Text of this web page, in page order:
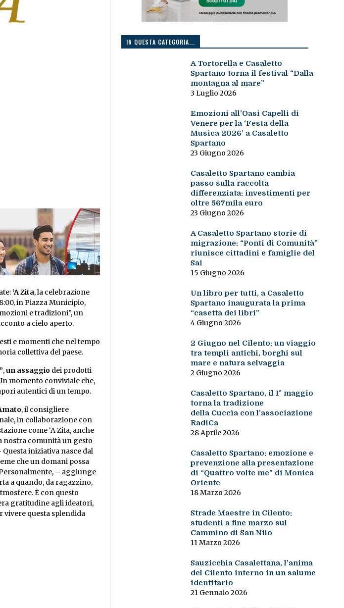
‘A Zita, la celebrazione
in Piazza Municipio,
e tradizioni”, un
a cielo aperto.
e momenti che nel tempo
collettiva del paese.
,un assaggio dei prodotti
momento conviviale che,
autentici di un tempo.
, il consigliere
in collaborazione con
come ‘A Zita, anche
nostra comunità un gesto
iniziativa nasce dal
che un domani possa
– aggiunge
a quando, da ragazzino,
È con questo
gratitudine agli ideatori,
vivere questa splendida
IN QUESTA CATEGORIA...
A Tortorella e Casaletto
Spartano torna il festival “Dalla
montagna al mare”
3 Luglio 2026
Emozioni all’Oasi Capelli di
Venere per la ‘Festa della
Musica 2026’ a Casaletto
Spartano
23 Giugno 2026
Casaletto Spartano cambia
passo sulla raccolta
differenziata: investimenti per
oltre 567mila euro
23 Giugno 2026
A Casaletto Spartano storie di
migrazione: “Ponti di Comunità”
riunisce cittadini e famiglie del
Sai
15 Giugno 2026
Un libro per tutti, a Casaletto
Spartano inaugurata la prima
“casetta dei libri”
4 Giugno 2026
2 Giugno nel Cilento: un viaggio
tra templi antichi, borghi sul
mare e natura selvaggia
2 Giugno 2026
Casaletto Spartano, il 1° maggio
torna la tradizione
della Cuccìa con l’associazione
RadiCa
28 Aprile 2026
Casaletto Spartano: emozione e
prevenzione alla presentazione
di “Quattro volte me” di Monica
Oriente
18 Marzo 2026
Strade Maestre in Cilento:
studenti a fine marzo sul
Cammino di San Nilo
11 Marzo 2026
Sauzicchia Casalettana, l’anima
del Cilento interno in un salume
identitario
21 Gennaio 2026